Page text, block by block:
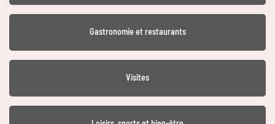
Gastronomie et restaurants
Visites